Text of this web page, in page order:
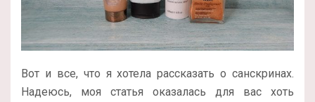
Вот и все, что я хотела рассказать о санскринах.
Надеюсь, моя статья оказалась для вас хоть